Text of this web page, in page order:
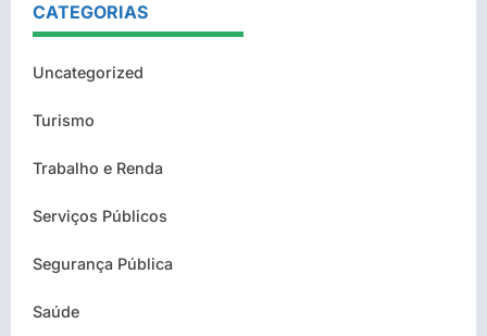
CATEGORIAS
Uncategorized
Turismo
Trabalho e Renda
Serviços Públicos
Segurança Pública
Saúde